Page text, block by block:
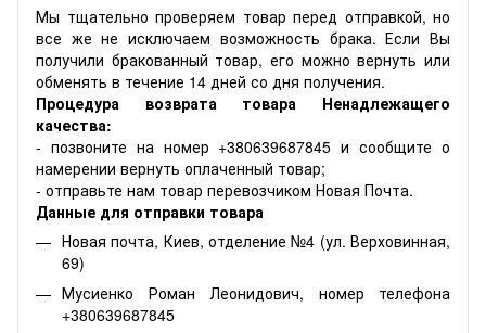
Мы тщательно проверяем товар перед отправкой, но
все же не исключаем возможность брака. Если Вы
получили бракованный товар, его можно вернуть или
обменять в течение 14 дней со дня получения.
Процедура возврата товара Ненадлежащего
качества:
- позвоните на номер +380639687845 и сообщите о
намерении вернуть оплаченный товар;
- отправьте нам товар перевозчиком Новая Почта.
Данные для отправки товара
Новая почта, Киев, отделение №4 (ул. Верховинная,
69)
Мусиенко Роман Леонидович, номер телефона
+380639687845